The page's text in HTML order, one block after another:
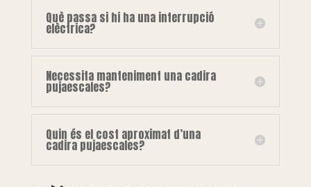
Què passa si hi ha una interrupció
elèctrica?
Necessita manteniment una cadira
pujaescales?
Quin és el cost aproximat d’una
cadira pujaescales?